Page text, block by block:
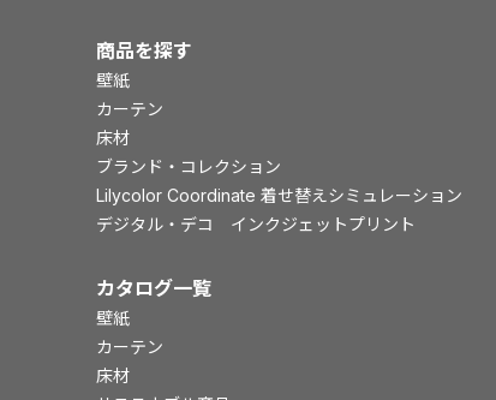
商品を探す
壁紙
カーテン
床材
ブランド・コレクション
Lilycolor Coordinate 着せ替えシミュレーション
デジタル・デコ インクジェットプリント
カタログ一覧
壁紙
カーテン
床材